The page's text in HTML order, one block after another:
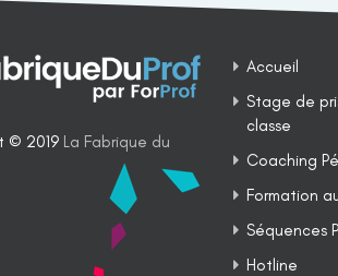
© 2019 La Fabrique du
Accueil
Stage de
classe
Coaching
Formation
Séquences
Hotline